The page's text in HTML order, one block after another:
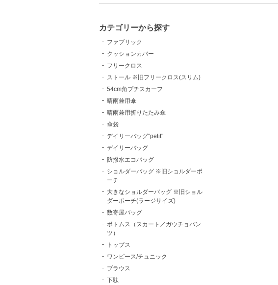
カテゴリーから探す
ファブリック
クッションカバー
フリークロス
ストール ※旧フリークロス(スリム)
54cm角プチスカーフ
晴雨兼用傘
晴雨兼用折りたたみ傘
傘袋
デイリーバッグ"petit"
デイリーバッグ
防撥水エコバッグ
ショルダーバッグ ※旧ショルダーポ
ーチ
大きなショルダーバッグ ※旧ショル
ダーポーチ(ラージサイズ)
数寄屋バッグ
ボトムス（スカート／ガウチョパン
ツ）
トップス
ワンピース/チュニック
ブラウス
下駄